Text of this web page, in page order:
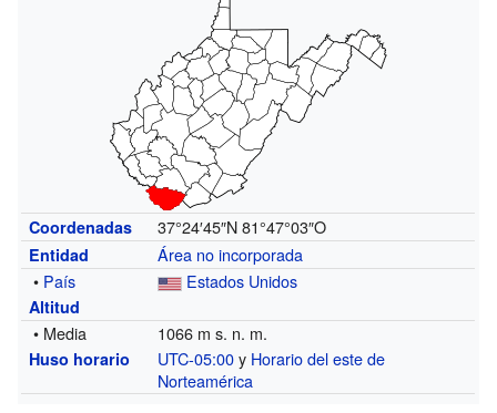
Coordenadas 37°24′45″N 81°47°03″O
Entidad
Área no incorporada
• País Estados Unidos
Altitud
• Media 1066 m s. n. m.
Huso horario UTC-05:00y Horario del este de
Norteamérica